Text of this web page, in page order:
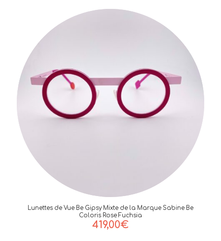
Lunettes de Vue Be Gipsy Mixte de la Marque Sabine Be
Coloris Rose Fuchsia
419,00€